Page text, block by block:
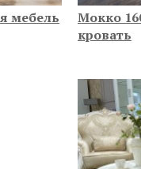
мебель
Мокко
кровать